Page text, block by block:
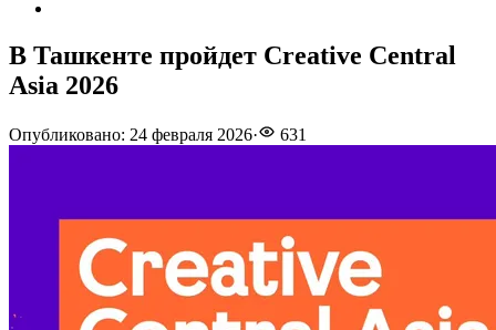
В Ташкенте пройдет Creative Central
Asia 2026
Опубликовано: 24 февраля 2026· 631